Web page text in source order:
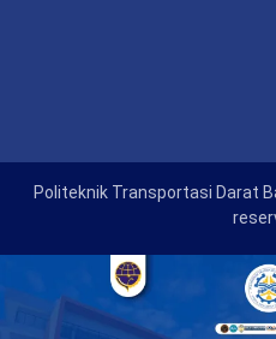
Politeknik Transportasi Darat